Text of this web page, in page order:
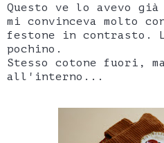
Questo ve lo avevo già
mi convinceva molto
festone in contrasto.
pochino.
Stesso cotone fuori,
all'interno...